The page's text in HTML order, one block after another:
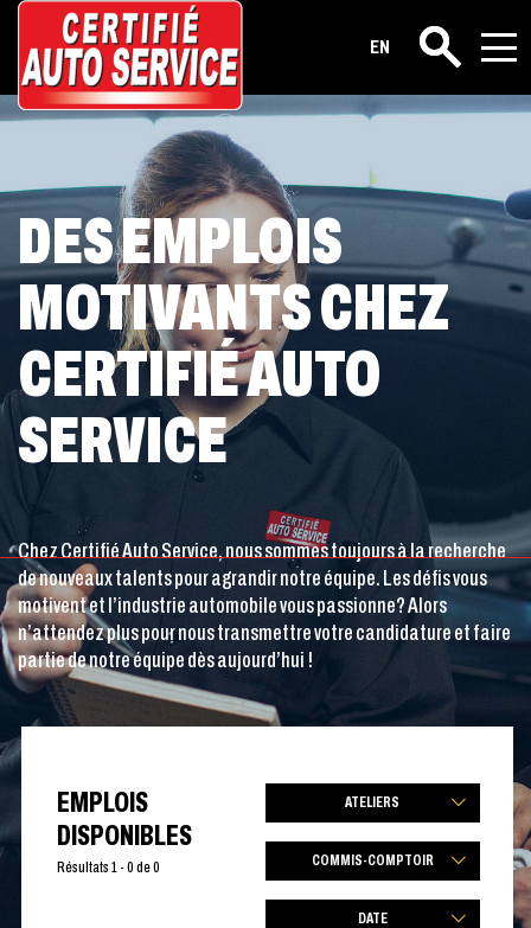
EN Rechercher
Carrières
DES EMPLOIS
MOTIVANTS CHEZ
CERTIFIÉ AUTO
SERVICE
Chez Certifié Auto Service, nous sommes toujours à la recherche
de nouveaux talents pour agrandir notre équipe. Les défis vous
motivent et l’industrie automobile vous passionne? Alors
n’attendez plus pour nous transmettre votre candidature et faire
partie de notre équipe dès aujourd’hui !
EMPLOIS
DISPONIBLES
Résultats 1 - 0 de 0
ATELIERS
COMMIS-COMPTOIR
DATE